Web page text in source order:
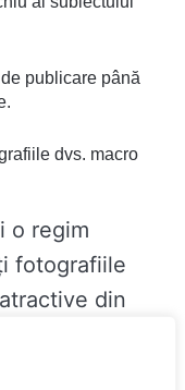
publicare până
dvs. macro
o regim
fotografiile
din
macro